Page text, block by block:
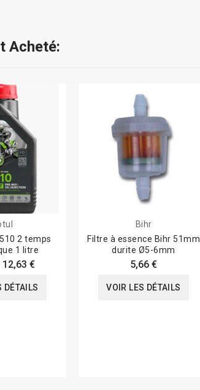
Acheté:
2 temps
1 litre
12,63 €
DÉTAILS
Bihr
Filtre à essence Bihr 51mm
durite Ø5-6mm
5,66 €
VOIR LES DÉTAILS